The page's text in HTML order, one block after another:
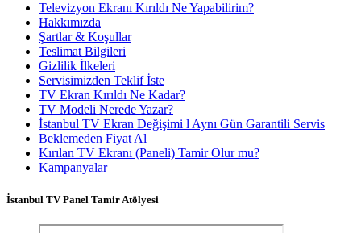
Televizyon Ekranı Kırıldı Ne Yapabilirim?
Hakkımızda
Şartlar & Koşullar
Teslimat Bilgileri
Gizlilik İlkeleri
Servisimizden Teklif İste
TV Ekran Kırıldı Ne Kadar?
TV Modeli Nerede Yazar?
İstanbul TV Ekran Değişimi l Aynı Gün Garantili Servis
Beklemeden Fiyat Al
Kırılan TV Ekranı (Paneli) Tamir Olur mu?
Kampanyalar
İstanbul TV Panel Tamir Atölyesi